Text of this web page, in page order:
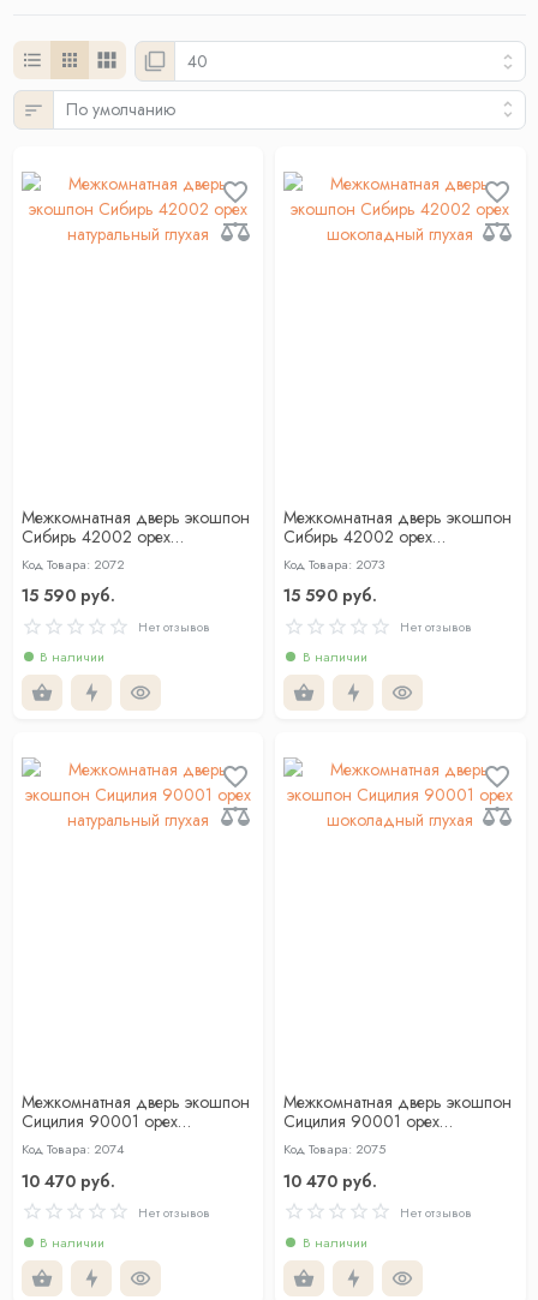
воздействию плесени и грибка, что делает их отличным выбором для
помещений с повышенной влажностью.
Межкомнатная дверь экошпон
Сибирь 42002 орех
натуральный глухая
Код Товара: 2072
15 590 руб.
Нет отзывов
В наличии
Межкомнатная дверь экошпон
Сибирь 42002 орех
шоколадный глухая
Код Товара: 2073
15 590 руб.
Нет отзывов
В наличии
Межкомнатная дверь экошпон
Сицилия 90001 орех
натуральный глухая
Код Товара: 2074
10 470 руб.
Нет отзывов
В наличии
Межкомнатная дверь экошпон
Сицилия 90001 орех
шоколадный глухая
Код Товара: 2075
10 470 руб.
Нет отзывов
В наличии